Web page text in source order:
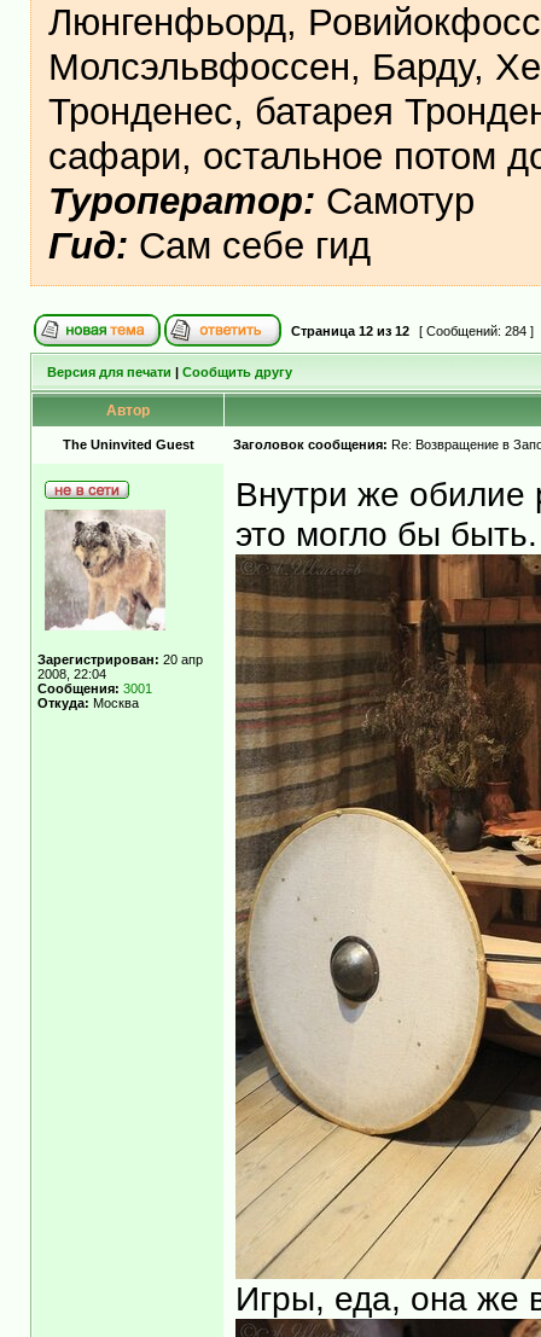
Люнгенфьорд,
Молсэльвфоссен, Барду,
Тронденес, батарея
сафари, остальное потом
Туроператор: Самотур
Гид: Сам себе гид
Страница 12 из 12 [ Сообщений: 284 ]
Версия для печати | Сообщить другу
Автор
The Uninvited Guest Заголовок сообщения: Re: Возвращение в
Зарегистрирован: 20 апр
2008, 22:04
Сообщения: 3001
Откуда: Москва
Внутри же обилие
это могло бы быть.
Игры, еда, она же